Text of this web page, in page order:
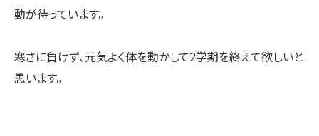
動が待っています。
寒さに負けず、元気よく体を動かして2学期を終えて欲しいと
思います。